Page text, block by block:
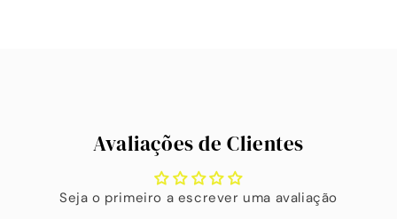
Avaliações de Clientes
Seja o primeiro a escrever uma avaliação